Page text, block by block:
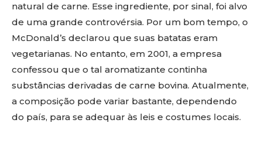
natural de carne. Esse ingrediente, por sinal, foi alvo
de uma grande controvérsia. Por um bom tempo, o
McDonald’s declarou que suas batatas eram
vegetarianas. No entanto, em 2001, a empresa
confessou que o tal aromatizante continha
substâncias derivadas de carne bovina. Atualmente,
a composição pode variar bastante, dependendo
do país, para se adequar às leis e costumes locais.